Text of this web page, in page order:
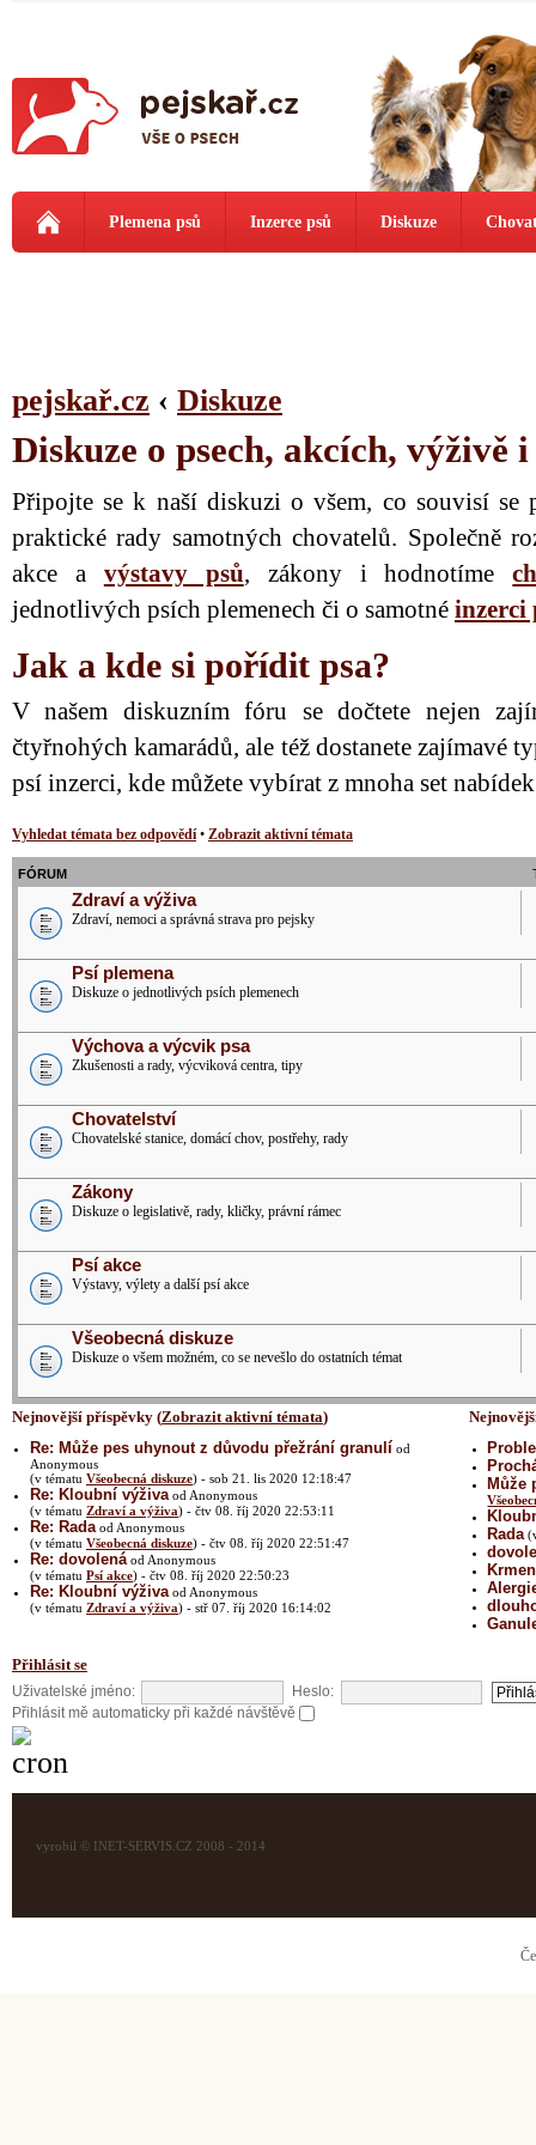
Plemena psů Inzerce psů Diskuze
pejskař.cz ‹ Diskuze
Diskuze o psech, akcích, výživě
Připojte se k naší diskuzi o všem, co souvisí se
praktické rady samotných chovatelů. Společně
akce a výstavy psů, zákony i hodnotíme
jednotlivých psích plemenech či o samotné inzerci
Jak a kde si pořídit psa?
V našem diskuzním fóru se dočtete nejen
čtyřnohých kamarádů, ale též dostanete zajímavé
psí inzerci, kde můžete vybírat z mnoha set
Vyhledat témata bez odpovědí• Zobrazit aktivní témata
FÓRUM
Zdraví a výživa
Zdraví, nemoci a správná strava pro pejsky
Psí plemena
Diskuze o jednotlivých psích plemenech
Výchova a výcvik psa
Zkušenosti a rady, výcviková centra, tipy
Chovatelství
Chovatelské stanice, domácí chov, postřehy, rady
Zákony
Diskuze o legislativě, rady, kličky, právní rámec
Psí akce
Výstavy, výlety a další psí akce
Všeobecná diskuze
Diskuze o všem možném, co se nevešlo do ostatních témat
Nejnovější příspěvky (Zobrazit aktivní témata)
Re: Může pes uhynout z důvodu přežrání granulí od
Anonymous
(v tématu Všeobecná diskuze) - sob 21. lis 2020 12:18:47
Re: Kloubní výživa od Anonymous
(v tématu Zdraví a výživa) - čtv 08. říj 2020 22:53:11
Re: Rada od Anonymous
(v tématu Všeobecná diskuze) - čtv 08. říj 2020 22:51:47
Re: dovolená od Anonymous
(v tématu Psí akce) - čtv 08. říj 2020 22:50:23
Re: Kloubní výživa od Anonymous
(v tématu Zdraví a výživa) - stř 07. říj 2020 16:14:02
Může
Rada
Přihlásit se
Uživatelské jméno:
Heslo:
Přihlásit mě automaticky při každé návštěvě
vyrobil © INET-SERVIS.CZ 2008 - 2014